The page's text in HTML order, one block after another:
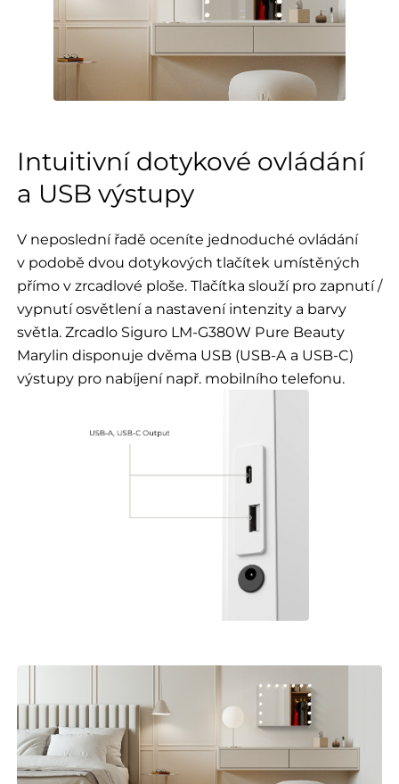
Intuitivní dotykové ovládání
a USB výstupy
V neposlední řadě oceníte jednoduché ovládání
v podobě dvou dotykových tlačítek umístěných
přímo v zrcadlové ploše. Tlačítka slouží pro zapnutí /
vypnutí osvětlení a nastavení intenzity a barvy
světla. Zrcadlo Siguro LM-G380W Pure Beauty
Marylin disponuje dvěma USB (USB-A a USB-C)
výstupy pro nabíjení např. mobilního telefonu.